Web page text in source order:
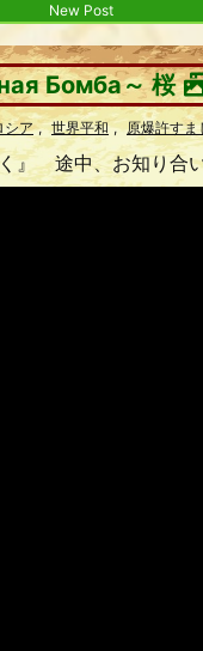
New Post
Бомба～ 桜
シア , 世界平和 , 原爆許すま
』 途中、お知り